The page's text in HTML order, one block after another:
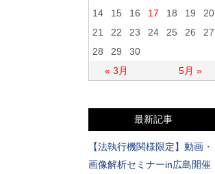
« 3月 5月 »
14
15 16 17 18 19
20
21
22 23 24 25 26
27
28
29 30
最新記事
【法執行機関様限定】動画・
画像解析セミナーin広島開催